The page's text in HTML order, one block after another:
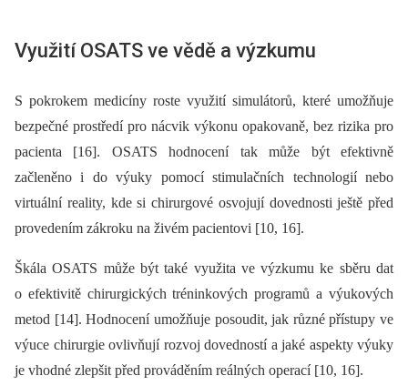
Využití OSATS ve vědě a výzkumu
S pokrokem medicíny roste využití simulátorů, které umožňuje
bezpečné prostředí pro nácvik výkonu opakovaně, bez rizika pro
pacienta [16]. OSATS hodnocení tak může být efektivně
začleněno i do výuky pomocí stimulačních technologií nebo
virtuální reality, kde si chirurgové osvojují dovednosti ještě před
provedením zákroku na živém pacientovi [10, 16].
Škála OSATS může být také využita ve výzkumu ke sběru dat
o efektivitě chirurgických tréninkových programů a výukových
metod [14]. Hodnocení umožňuje posoudit, jak různé přístupy ve
výuce chirurgie ovlivňují rozvoj dovedností a jaké aspekty výuky
je vhodné zlepšit před prováděním reálných operací [10, 16].